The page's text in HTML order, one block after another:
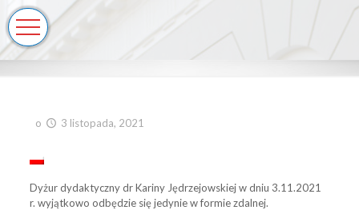
o 3 listopada, 2021
Dyżur dydaktyczny dr Kariny Jędrzejowskiej w dniu 3.11.2021
r. wyjątkowo odbędzie się jedynie w formie zdalnej.